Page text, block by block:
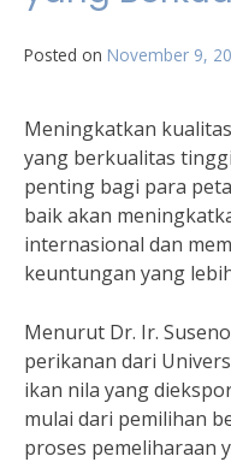
Posted on November 9,
Meningkatkan
yang berkualitas
penting bagi para
baik akan
internasional dan
keuntungan yang
Menurut Dr. Ir.
perikanan dari
ikan nila yang
mulai dari pemilihan
proses pemeliharaan